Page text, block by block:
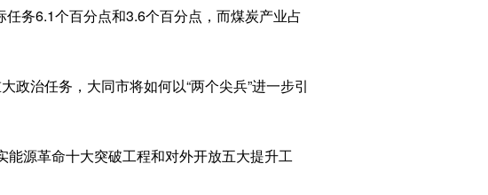
务6.1个百分点和3.6个百分点，而煤炭产业占
政治任务，大同市将如何以“两个尖兵”进一步引
能源革命十大突破工程和对外开放五大提升工